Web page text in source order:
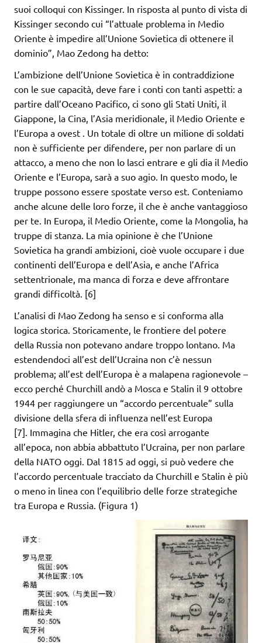
suoi colloqui con Kissinger. In risposta al punto di vista di
Kissinger secondo cui “l’attuale problema in Medio
Oriente è impedire all’Unione Sovietica di ottenere il
dominio”, Mao Zedong ha detto:
L’ambizione dell’Unione Sovietica è in contraddizione
con le sue capacità, deve fare i conti con tanti aspetti: a
partire dall’Oceano Pacifico, ci sono gli Stati Uniti, il
Giappone, la Cina, l’Asia meridionale, il Medio Oriente e
l’Europa a ovest . Un totale di oltre un milione di soldati
non è sufficiente per difendere, per non parlare di un
attacco, a meno che non lo lasci entrare e gli dia il Medio
Oriente e l’Europa, sarà a suo agio. In questo modo, le
truppe possono essere spostate verso est. Conteniamo
anche alcune delle loro forze, il che è anche vantaggioso
per te. In Europa, il Medio Oriente, come la Mongolia, ha
truppe di stanza. La mia opinione è che l’Unione
Sovietica ha grandi ambizioni, cioè vuole occupare i due
continenti dell’Europa e dell’Asia, e anche l’Africa
settentrionale, ma manca di forza e deve affrontare
grandi difficoltà. [6]
L’analisi di Mao Zedong ha senso e si conforma alla
logica storica. Storicamente, le frontiere del potere
della Russia non potevano andare troppo lontano. Ma
estendendoci all’est dell’Ucraina non c’è nessun
problema; all’est dell’Europa è a malapena ragionevole –
ecco perché Churchill andò a Mosca e Stalin il 9 ottobre
1944 per raggiungere un “accordo percentuale” sulla
divisione della sfera di influenza nell’est Europa
[7]. Immagina che Hitler, che era così arrogante
all’epoca, non abbia abbattuto l’Ucraina, per non parlare
della NATO oggi. Dal 1815 ad oggi, si può vedere che
l’accordo percentuale tracciato da Churchill e Stalin è più
o meno in linea con l’equilibrio delle forze strategiche
tra Europa e Russia. (Figura 1)